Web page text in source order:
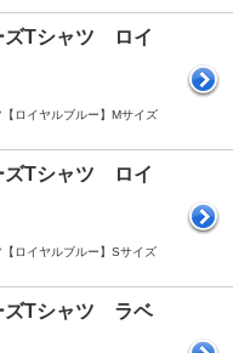
ズTシャツ ロイ
ロイヤルブルー】Mサイズ
ズTシャツ ロイ
ロイヤルブルー】Sサイズ
ズTシャツ ラベ